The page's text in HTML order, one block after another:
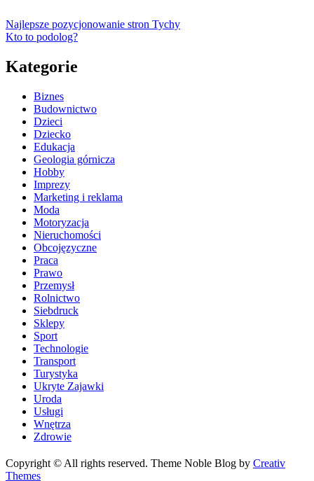
Najlepsze pozycjonowanie stron Tychy
Kto to podolog?
Kategorie
Biznes
Budownictwo
Dzieci
Dziecko
Edukacja
Geologia górnicza
Hobby
Imprezy
Marketing i reklama
Moda
Motoryzacja
Nieruchomości
Obcojęzyczne
Praca
Prawo
Przemysł
Rolnictwo
Siebdruck
Sklepy
Sport
Technologie
Transport
Turystyka
Ukryte Zajawki
Uroda
Usługi
Wnętrza
Zdrowie
Copyright © All rights reserved. Theme Noble Blog by Creativ
Themes